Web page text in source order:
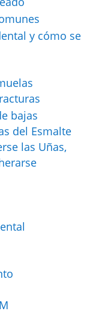
y cómo se
bajas
del Esmalte
las Uñas,